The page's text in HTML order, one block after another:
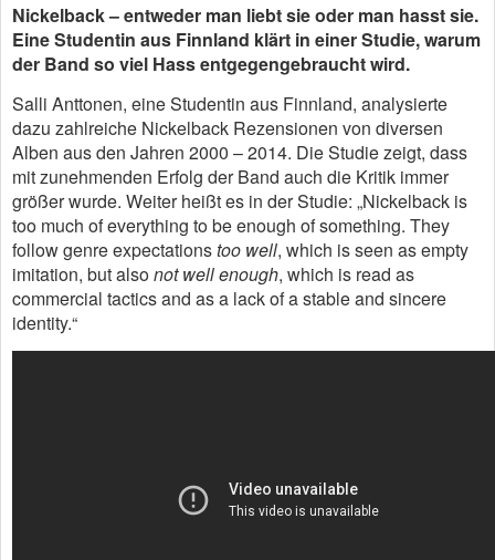
Nickelback – entweder man liebt sie oder man hasst sie.
Eine Studentin aus Finnland klärt in einer Studie, warum
der Band so viel Hass entgegengebraucht wird.
Salli Anttonen, eine Studentin aus Finnland, analysierte
dazu zahlreiche Nickelback Rezensionen von diversen
Alben aus den Jahren 2000 – 2014. Die Studie zeigt, dass
mit zunehmenden Erfolg der Band auch die Kritik immer
größer wurde. Weiter heißt es in der Studie: „Nickelback is
too much of everything to be enough of something. They
follow genre expectationstoo well, which is seen as empty
imitation, but alsonot well enough, which is read as
commercial tactics and as a lack of a stable and sincere
identity.“